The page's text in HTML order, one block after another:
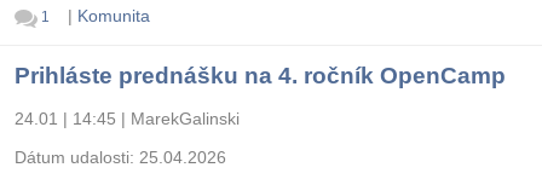
1 | Komunita
Prihláste prednášku na 4. ročník OpenCamp
24.01 | 14:45 | MarekGalinski
Dátum udalosti: 25.04.2026